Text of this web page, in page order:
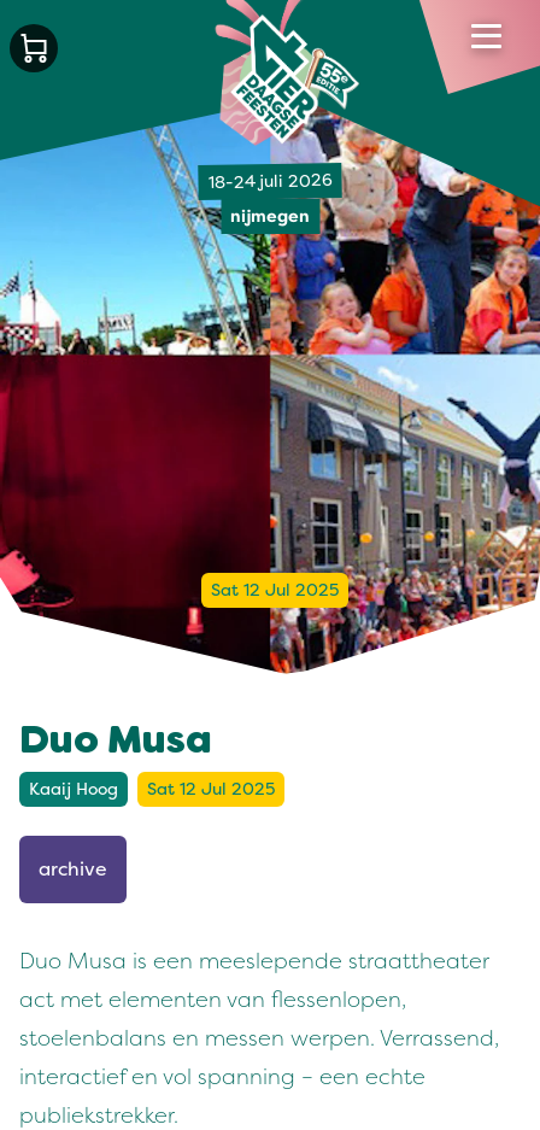
18-24 juli 2026
nijmegen
Sat 12 Jul 2025
Duo Musa
Kaaij Hoog Sat 12 Jul 2025
archive
Duo Musa is een meeslepende straattheater
act met elementen van flessenlopen,
stoelenbalans en messen werpen. Verrassend,
interactief en vol spanning – een echte
publiekstrekker.